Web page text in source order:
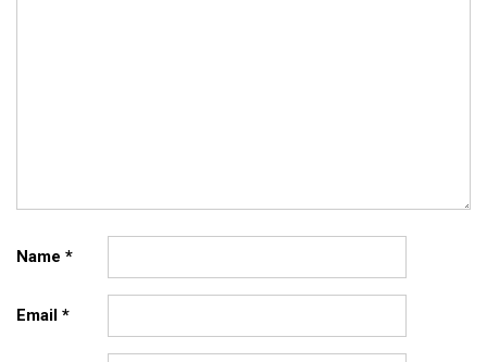
Name *
Email *